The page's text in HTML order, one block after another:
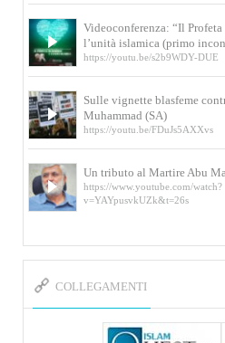
Videoconferenza: “Il
l’unità islamica (primo
https://youtu.be/s2b9WDY-DUE
Sulle vignette blasfeme
Muhammad (SA)
https://youtu.be/FDuJs5AXXvs
Un tributo al Martire Abu
https://www.youtube.com/watch?
v=YAYpusvkUZk&t=26s
L’Abluzione rituale (wudu)
e l’Imam Khomeini
della figlia di un martire
COLLEGAMENTI